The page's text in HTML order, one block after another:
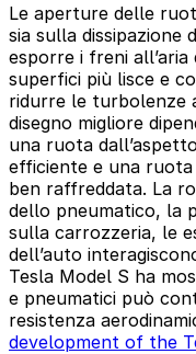
Le aperture delle
sia sulla dissipazione
esporre i freni
superfici più lisce e
ridurre le turbolenze
disegno migliore
una ruota
efficiente e una
ben raffreddata. La
dello pneumatico, la
sulla carrozzeria, le
dell’auto
Tesla Model S ha
e pneumatici può
resistenza
development of the